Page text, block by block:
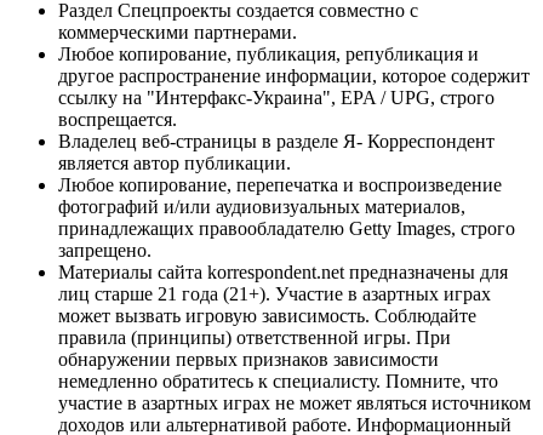
Раздел Спецпроекты создается совместно с
коммерческими партнерами.
Любое копирование, публикация, републикация и
другое распространение информации, которое содержит
ссылку на "Интерфакс-Украина", EPA / UPG, строго
воспрещается.
Владелец веб-страницы в разделе Я- Корреспондент
является автор публикации.
Любое копирование, перепечатка и воспроизведение
фотографий и/или аудиовизуальных материалов,
принадлежащих правообладателю Getty Images, строго
запрещено.
Материалы сайта korrespondent.net предназначены для
лиц старше 21 года (21+). Участие в азартных играх
может вызвать игровую зависимость. Соблюдайте
правила (принципы) ответственной игры. При
обнаружении первых признаков зависимости
немедленно обратитесь к специалисту. Помните, что
участие в азартных играх не может являться источником
доходов или альтернативой работе. Информационный